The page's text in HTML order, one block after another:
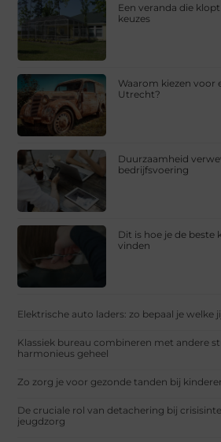
Een veranda die
keuzes
Waarom kiezen voor
Utrecht?
Duurzaamheid
bedrijfsvoering
Dit is hoe je de
vinden
Elektrische auto laders: zo bepaal je welke
Klassiek bureau combineren met andere
harmonieus geheel
Zo zorg je voor gezonde tanden bij
De cruciale rol van detachering bij
jeugdzorg